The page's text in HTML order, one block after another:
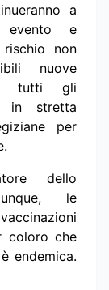
a
evento e
non
nuove
tutti gli
in stretta
per
dello
le
coloro che
endemica.